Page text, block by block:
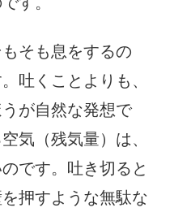
そも息をするの
吐くことよりも、
が自然な発想で
気（残気量）は、
です。吐き切ると
押すような無駄な